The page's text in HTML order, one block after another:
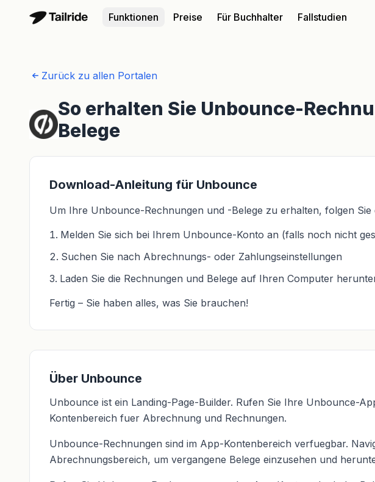
Funktionen Preise Für Buchhalter Fallstudien
Zurück zu allen Portalen
So erhalten Sie Unbounce-
Belege
Download-Anleitung für Unbounce
Um Ihre Unbounce-Rechnungen und -Belege zu erhalten, folgen Sie
Melden Sie sich bei Ihrem Unbounce-Konto an (falls noch nicht
Suchen Sie nach Abrechnungs- oder Zahlungseinstellungen
Laden Sie die Rechnungen und Belege auf Ihren Computer
Fertig – Sie haben alles, was Sie brauchen!
Über Unbounce
Unbounce ist ein Landing-Page-Builder. Rufen Sie Ihre Unbounce-
Kontenbereich fuer Abrechnung und Rechnungen.
Unbounce-Rechnungen sind im App-Kontenbereich verfuegbar.
Abrechnungsbereich, um vergangene Belege einzusehen und